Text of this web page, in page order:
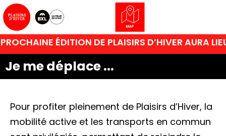
ÉDITION DE PLAISIRS D’HIVER AURA
Je me déplace ...
Pour profiter pleinement de Plaisirs d’Hiver, la
mobilité active et les transports en commun